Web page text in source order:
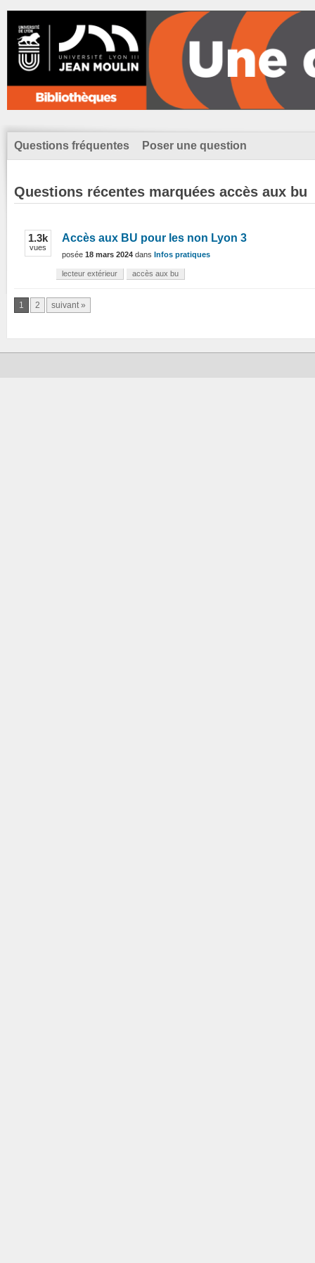
Questions fréquentes Poser une question
Questions récentes marquées accès aux bu
1.3k
vues
Accès aux BU pour les non Lyon 3
posée 18 mars 2024 dans Infos pratiques
lecteur extérieur accès aux bu
1 2 suivant »